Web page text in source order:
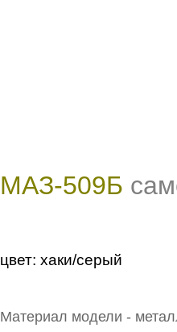
МАЗ-509Б
цвет: хаки/серый
Материал модели -